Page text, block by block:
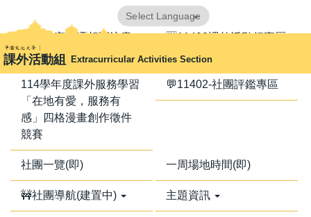
到
主
要
內
課外活動組 Extracurricular Activities Section
Translate
📢器材室搬遷相關注意
事項📢
🈺11402課外活動行事曆
114學年度課外服務學習
「在地有愛，服務有
感」四格漫畫創作徵件
競賽
💬11402-社團評鑑專區
社團一覽(即) 一周場地時間(即)
🚧社團導航(建置中) 主題資訊